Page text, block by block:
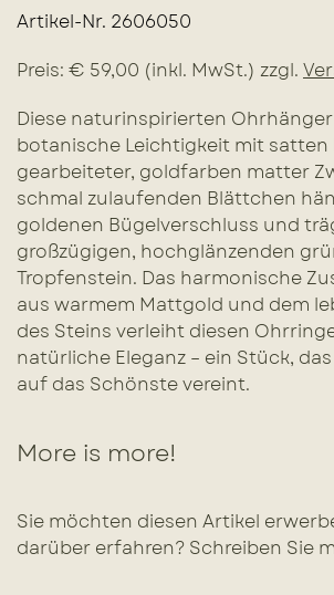
Artikel-Nr. 2606050
Preis: € 59,00 (inkl. MwSt.) zzgl.
Diese naturinspirierten
botanische Leichtigkeit mit satten
gearbeiteter, goldfarben matter
schmal zulaufenden Blättchen
goldenen Bügelverschluss und
großzügigen, hochglänzenden
Tropfenstein. Das harmonische
aus warmem Mattgold und dem
des Steins verleiht diesen
natürliche Eleganz – ein Stück,
auf das Schönste vereint.
More is more!
Sie möchten diesen Artikel
darüber erfahren? Schreiben Sie